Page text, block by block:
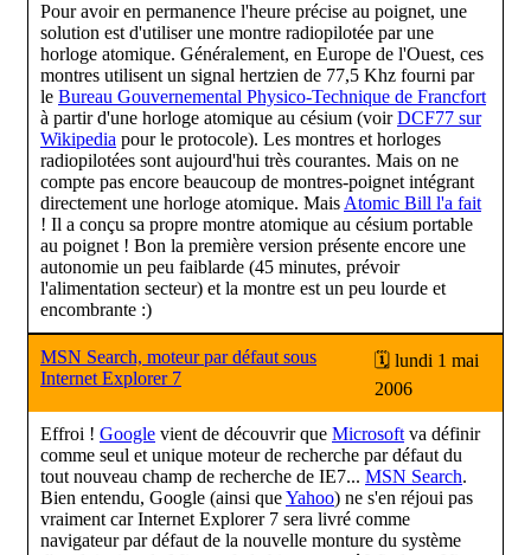
Pour avoir en permanence l'heure précise au poignet, une
solution est d'utiliser une montre radiopilotée par une
horloge atomique. Généralement, en Europe de l'Ouest, ces
montres utilisent un signal hertzien de 77,5 Khz fourni par
le Bureau Gouvernemental Physico-Technique de Francfort
à partir d'une horloge atomique au césium (voirDCF77 sur
Wikipedia pour le protocole). Les montres et horloges
radiopilotées sont aujourd'hui très courantes. Mais on ne
compte pas encore beaucoup de montres-poignet intégrant
directement une horloge atomique. Mais Atomic Bill l'a fait
! Il a conçu sa propre montre atomique au césium portable
au poignet ! Bon la première version présente encore une
autonomie un peu faiblarde (45 minutes, prévoir
l'alimentation secteur) et la montre est un peu lourde et
encombrante :)
MSN Search, moteur par défaut sous
Internet Explorer 7
🗓 lundi 1 mai
2006
Effroi ! Google vient de découvrir que Microsoft va définir
comme seul et unique moteur de recherche par défaut du
tout nouveau champ de recherche de IE7... MSN Search.
Bien entendu, Google (ainsi queYahoo) ne s'en réjoui pas
vraiment car Internet Explorer 7 sera livré comme
navigateur par défaut de la nouvelle monture du système